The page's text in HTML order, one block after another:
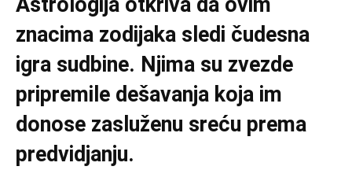
znacima zodijaka sledi čudesna
igra sudbine. Njima su zvezde
pripremile dešavanja koja im
donose zasluženu sreću prema
predvidjanju.